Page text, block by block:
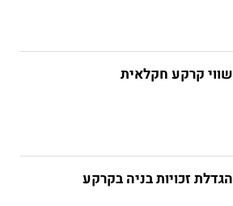
שווי קרקע חקלאית
הגדלת זכויות בניה בקרקע